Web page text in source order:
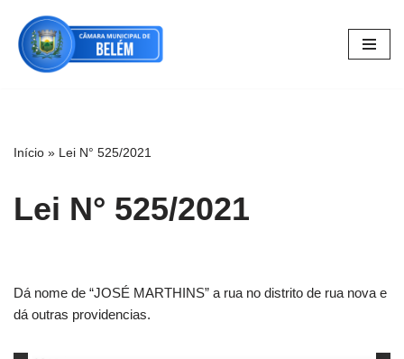
Pular
para
Início » Lei N° 525/2021
Lei N° 525/2021
Dá nome de “JOSÉ MARTHINS” a rua no distrito de rua nova e
dá outras providencias.